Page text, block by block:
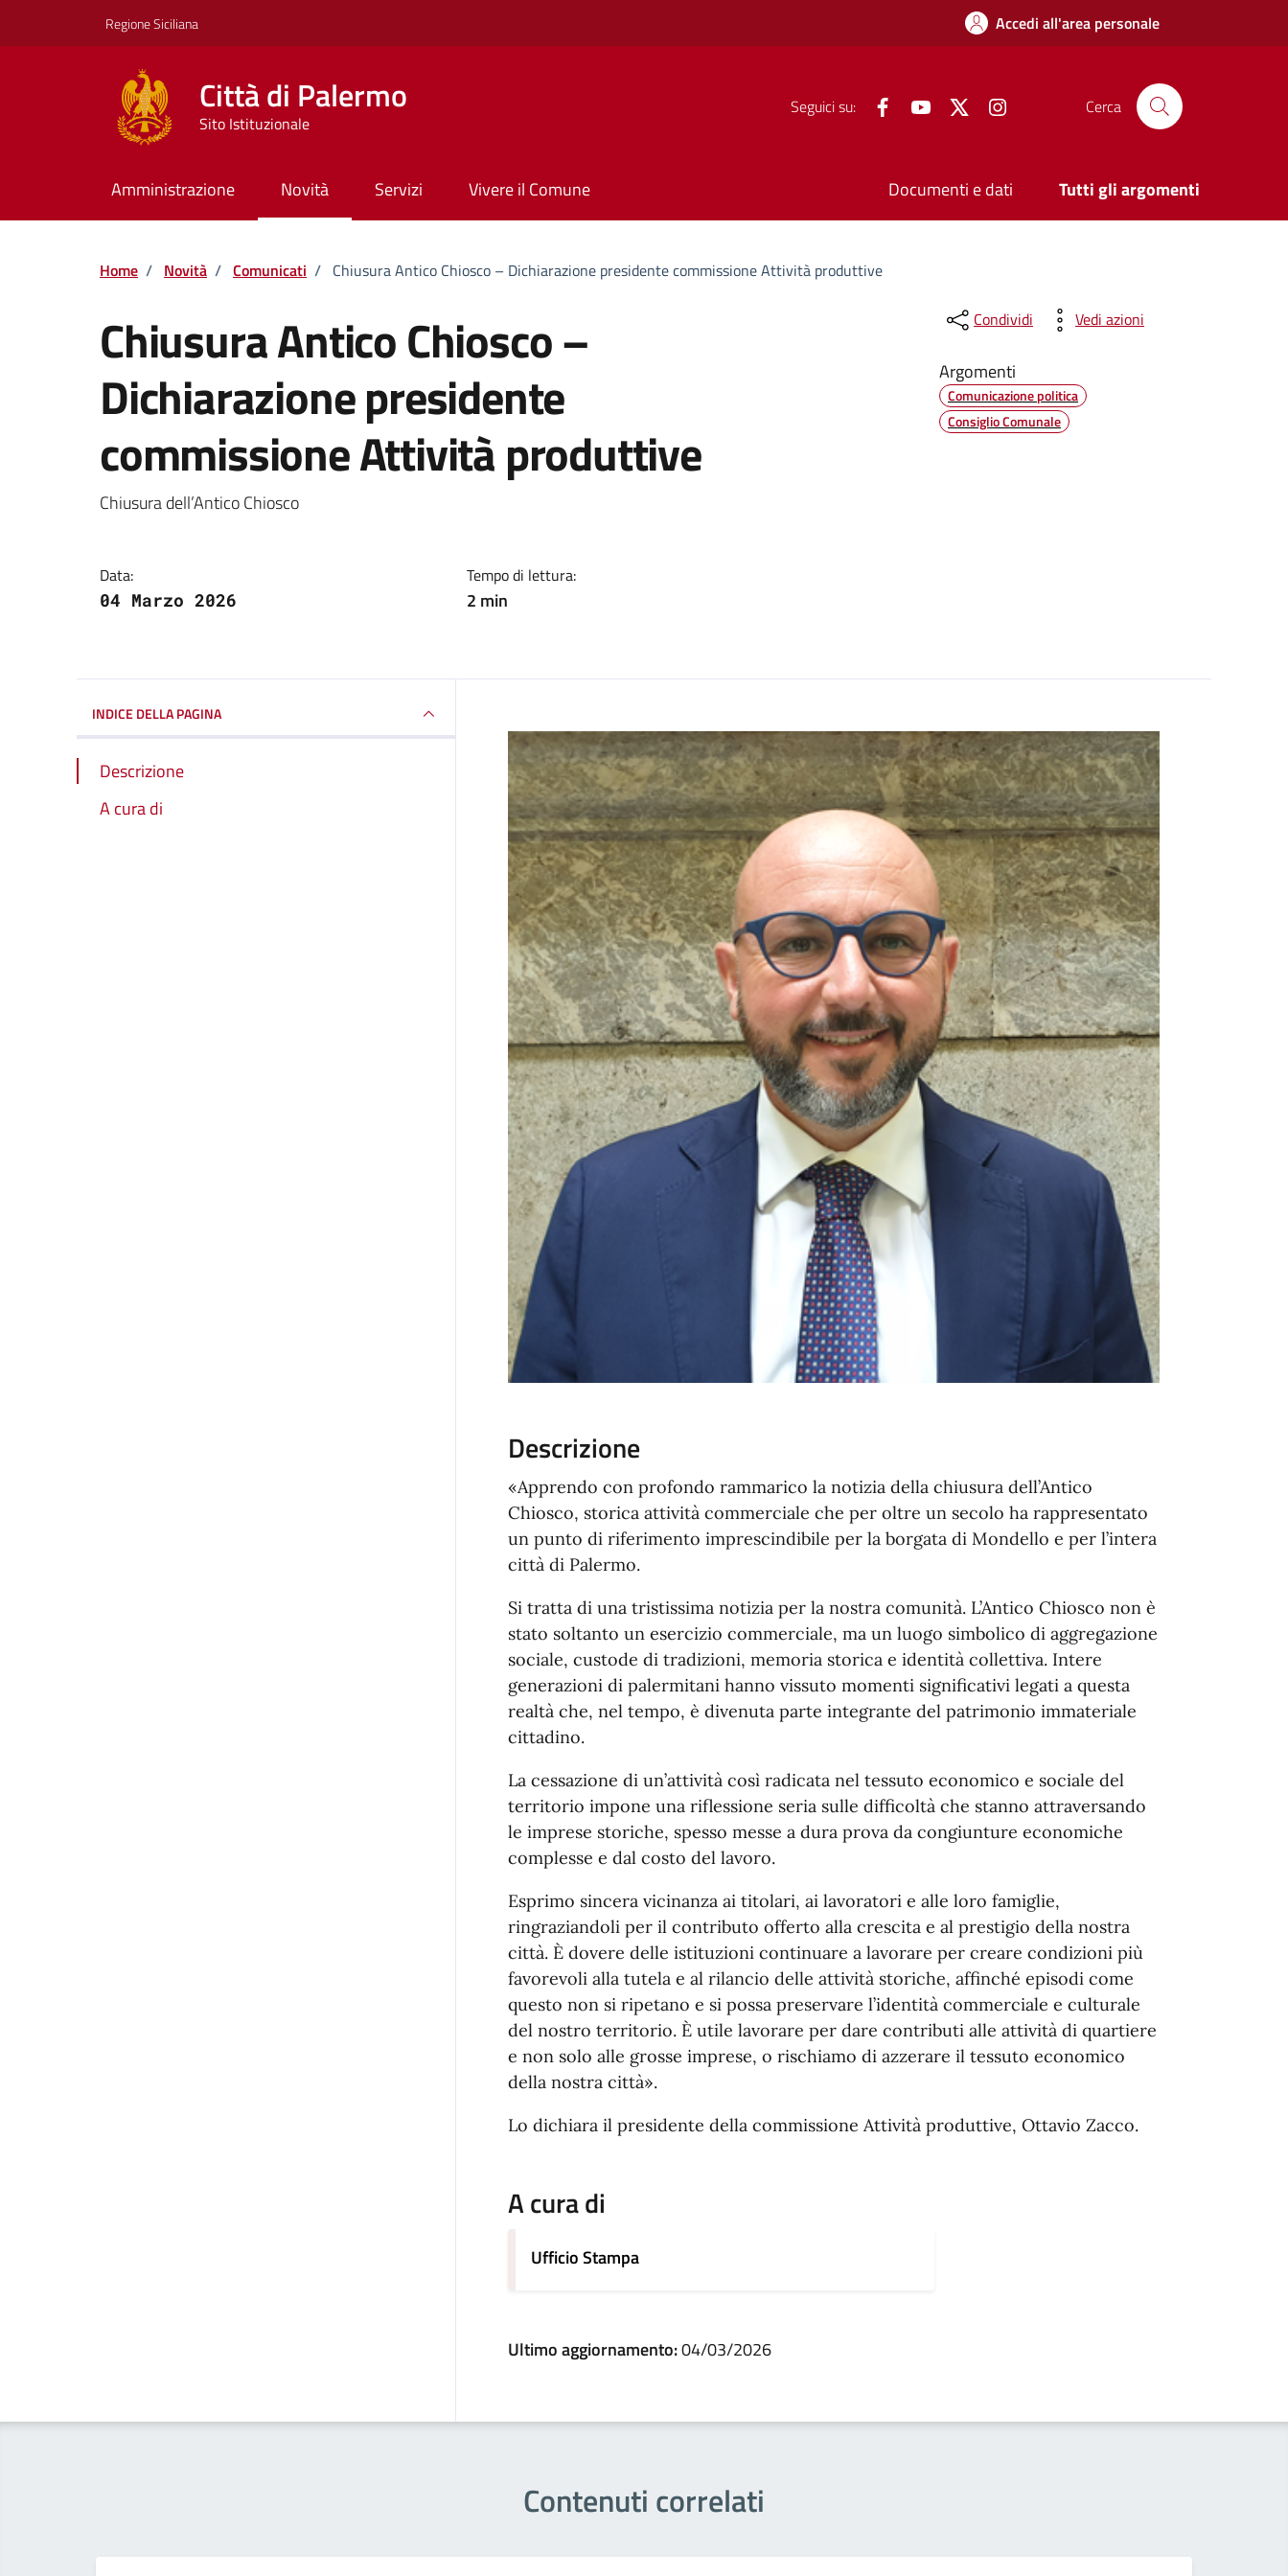
Regione Siciliana Accedi all'area personale
Città di Palermo
Sito Istituzionale
Seguici su: FacebookYouTube Twitter Cerca
Amministrazione Novità Servizi Vivere il Comune Documenti e dati Tutti gli argomenti
Home / Novità / Comunicati / Chiusura Antico Chiosco – Dichiarazione presidente commissione Attività produttive
Chiusura Antico Chiosco –
Dichiarazione presidente
commissione Attività produttive
Dettagli della notizia
Chiusura dell’Antico Chiosco
Data:
04 Marzo 2026
Tempo di lettura:
2 min
Condividi Vedi azioni
Argomenti
Comunicazione politica
Consiglio Comunale
INDICE DELLA PAGINA
Descrizione
A cura di
Descrizione
«Apprendo con profondo rammarico la notizia della chiusura dell’Antico
Chiosco, storica attività commerciale che per oltre un secolo ha rappresentato
un punto di riferimento imprescindibile per la borgata di Mondello e per l’intera
città di Palermo.
Si tratta di una tristissima notizia per la nostra comunità. L’Antico Chiosco non è
stato soltanto un esercizio commerciale, ma un luogo simbolico di aggregazione
sociale, custode di tradizioni, memoria storica e identità collettiva. Intere
generazioni di palermitani hanno vissuto momenti significativi legati a questa
realtà che, nel tempo, è divenuta parte integrante del patrimonio immateriale
cittadino.
La cessazione di un’attività così radicata nel tessuto economico e sociale del
territorio impone una riflessione seria sulle difficoltà che stanno attraversando
le imprese storiche, spesso messe a dura prova da congiunture economiche
complesse e dal costo del lavoro.
Esprimo sincera vicinanza ai titolari, ai lavoratori e alle loro famiglie,
ringraziandoli per il contributo offerto alla crescita e al prestigio della nostra
città. È dovere delle istituzioni continuare a lavorare per creare condizioni più
favorevoli alla tutela e al rilancio delle attività storiche, affinché episodi come
questo non si ripetano e si possa preservare l’identità commerciale e culturale
del nostro territorio. È utile lavorare per dare contributi alle attività di quartiere
e non solo alle grosse imprese, o rischiamo di azzerare il tessuto economico
della nostra città».
Lo dichiara il presidente della commissione Attività produttive, Ottavio Zacco.
A cura di
Ufficio Stampa
Ultimo aggiornamento:04/03/2026
Contenuti correlati